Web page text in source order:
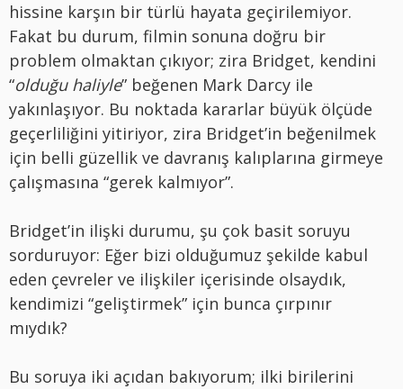
hissine karşın bir türlü hayata geçirilemiyor.
Fakat bu durum, filmin sonuna doğru bir
problem olmaktan çıkıyor; zira Bridget, kendini
“olduğu haliyle” beğenen Mark Darcy ile
yakınlaşıyor. Bu noktada kararlar büyük ölçüde
geçerliliğini yitiriyor, zira Bridget’in beğenilmek
için belli güzellik ve davranış kalıplarına girmeye
çalışmasına “gerek kalmıyor”.
Bridget’in ilişki durumu, şu çok basit soruyu
sorduruyor: Eğer bizi olduğumuz şekilde kabul
eden çevreler ve ilişkiler içerisinde olsaydık,
kendimizi “geliştirmek” için bunca çırpınır
mıydık?
Bu soruya iki açıdan bakıyorum; ilki birilerini